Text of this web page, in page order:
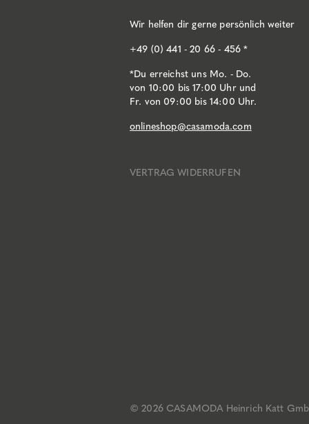
Wir helfen dir gerne persönlich weiter
+49 (0) 441 - 20 66 - 456 *
*Du erreichst uns Mo. - Do.
von 10:00 bis 17:00 Uhr und
Fr. von 09:00 bis 14:00 Uhr.
onlineshop@casamoda.com
VERTRAG WIDERRUFEN
© 2026 CASAMODA Heinrich Katt